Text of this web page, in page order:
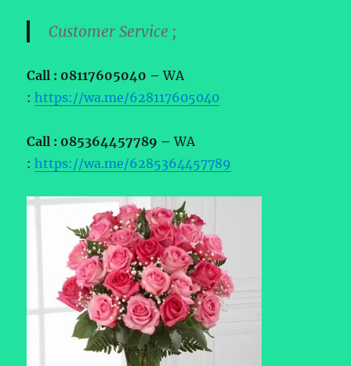
Customer Service ;
Call : 08117605040 –WA
:https://wa.me/628117605040
Call : 085364457789 –WA
:https://wa.me/6285364457789